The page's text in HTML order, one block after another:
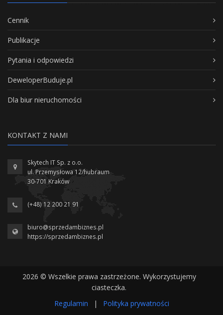
Cennik
Publikacje
Pytania i odpowiedzi
DeweloperBuduje.pl
Dla biur nieruchomości
KONTAKT Z NAMI
Skytech IT Sp. z o.o.
ul. Przemysłowa 12/hubraum
30-701 Kraków
(+48) 12 200 21 91
biuro@sprzedambiznes.pl
https://sprzedambiznes.pl
2026 © Wszelkie prawa zastrzeżone. Wykorzystujemy
ciasteczka.
Regulamin
| Polityka prywatności